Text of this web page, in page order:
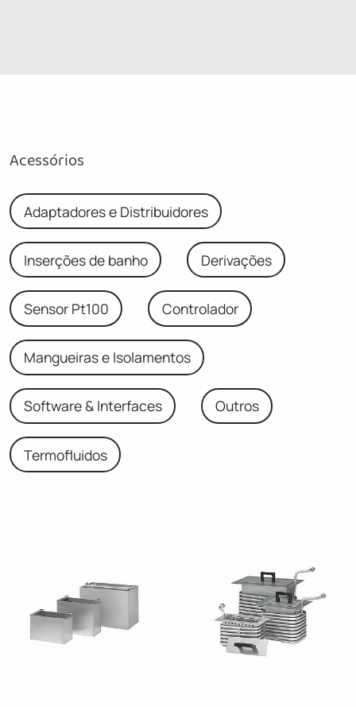
Acessórios
Adaptadores e Distribuidores
Inserções de banho Derivações
Sensor Pt100 Controlador
Mangueiras e Isolamentos
Software & Interfaces Outros
Termofluidos